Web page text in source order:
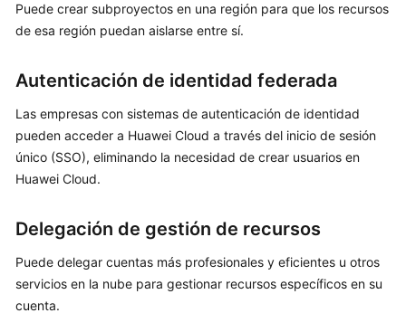
Sugerimos
consultar
en
inglés.
What's
New
Practices
SDK
Reference
Puede crear subproyectos en una región para que los recursos
de esa región puedan aislarse entre sí.
Autenticación de identidad federada
Las empresas con sistemas de autenticación de identidad
pueden acceder a Huawei Cloud a través del inicio de sesión
único (SSO), eliminando la necesidad de crear usuarios en
Huawei Cloud.
Delegación de gestión de recursos
Puede delegar cuentas más profesionales y eficientes u otros
servicios en la nube para gestionar recursos específicos en su
cuenta.